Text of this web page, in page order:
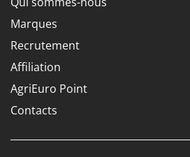
Y Yard Force
Z
Zanon
Zephir
ZGrills
Marques
Recrutement
Affiliation
AgriEuro Point
Contacts